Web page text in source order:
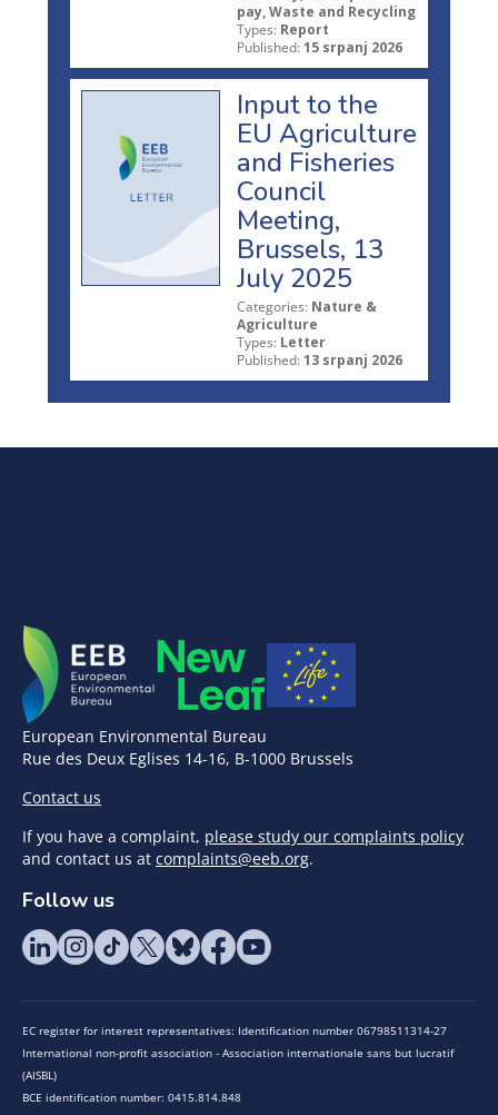
pay, Waste and Recycling
Types: Report
Published: 15 srpanj 2026
Input to the
EU Agriculture
and Fisheries
Council
Meeting,
Brussels, 13
July 2025
Categories: Nature &
Agriculture
Types: Letter
Published: 13 srpanj 2026
European Environmental Bureau
Rue des Deux Eglises 14-16, B-1000 Brussels
Contact us
If you have a complaint, please study our complaints policy
and contact us at complaints@eeb.org.
Follow us
EC register for interest representatives: Identification number 06798511314-27
International non-profit association - Association internationale sans but lucratif
(AISBL)
BCE identification number: 0415.814.848